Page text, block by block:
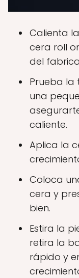
Calienta
cera roll
del
Prueba la
una
caliente.
Aplica la
Coloca
cera y
bien.
Estira la
retira la
rápido y